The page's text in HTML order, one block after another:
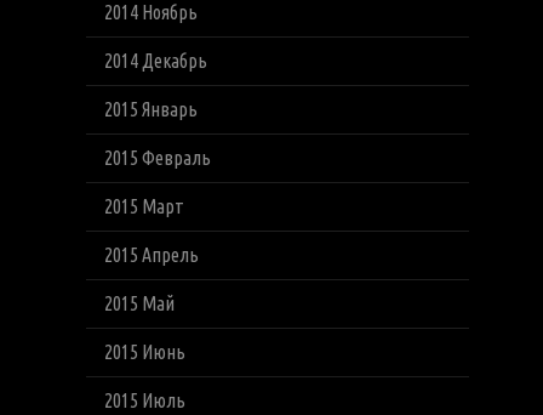
2014 Ноябрь
2014 Декабрь
2015 Январь
2015 Февраль
2015 Март
2015 Апрель
2015 Май
2015 Июнь
2015 Июль